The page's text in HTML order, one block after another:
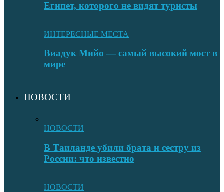
Египет, которого не видят туристы
ИНТЕРЕСНЫЕ МЕСТА
Виадук Мийо — самый высокий мост в
мире
НОВОСТИ
НОВОСТИ
В Таиланде убили брата и сестру из
России: что известно
НОВОСТИ